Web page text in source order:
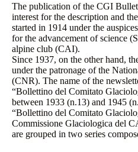
The publication of the CGI
interest for the description and
started in 1914 under the
for the advancement of science
alpine club (CAI).
Since 1937, on the other hand,
under the patronage of the
(CNR). The name of the
“Bollettino del Comitato
between 1933 (n.13) and 1945
“Bollettino del Comitato
Commissione Glaciologica del
are grouped in two series